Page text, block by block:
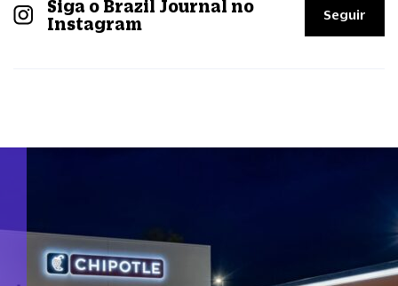
Siga o Brazil Journal no
Instagram
Seguir